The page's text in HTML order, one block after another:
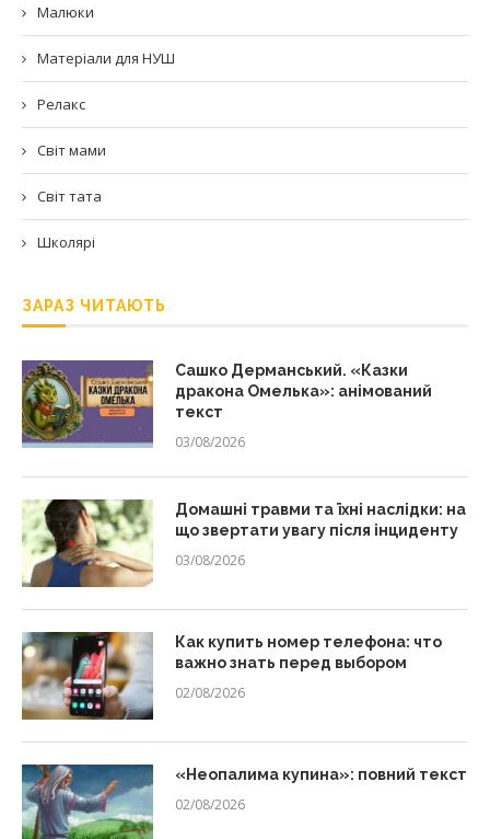
Малюки
Матеріали для НУШ
Релакс
Світ мами
Світ тата
Школярі
ЗАРАЗ ЧИТАЮТЬ
Сашко Дерманський. «Казки
дракона Омелька»: анімований
текст
03/08/2026
Домашні травми та їхні наслідки: на
що звертати увагу після інциденту
03/08/2026
Как купить номер телефона: что
важно знать перед выбором
02/08/2026
«Неопалима купина»: повний текст
02/08/2026